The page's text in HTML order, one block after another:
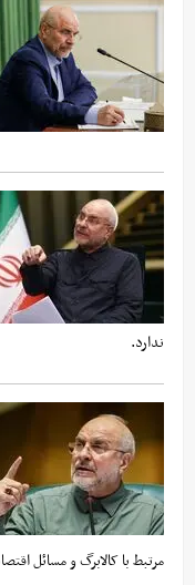
ندارد.
مرتبط با کالابرگ و مسائل